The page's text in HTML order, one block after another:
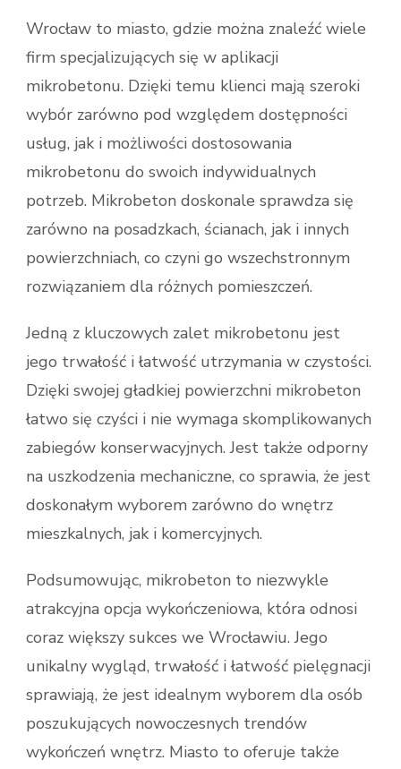
Wrocław to miasto, gdzie można znaleźć wiele
firm specjalizujących się w aplikacji
mikrobetonu. Dzięki temu klienci mają szeroki
wybór zarówno pod względem dostępności
usług, jak i możliwości dostosowania
mikrobetonu do swoich indywidualnych
potrzeb. Mikrobeton doskonale sprawdza się
zarówno na posadzkach, ścianach, jak i innych
powierzchniach, co czyni go wszechstronnym
rozwiązaniem dla różnych pomieszczeń.
Jedną z kluczowych zalet mikrobetonu jest
jego trwałość i łatwość utrzymania w czystości.
Dzięki swojej gładkiej powierzchni mikrobeton
łatwo się czyści i nie wymaga skomplikowanych
zabiegów konserwacyjnych. Jest także odporny
na uszkodzenia mechaniczne, co sprawia, że jest
doskonałym wyborem zarówno do wnętrz
mieszkalnych, jak i komercyjnych.
Podsumowując, mikrobeton to niezwykle
atrakcyjna opcja wykończeniowa, która odnosi
coraz większy sukces we Wrocławiu. Jego
unikalny wygląd, trwałość i łatwość pielęgnacji
sprawiają, że jest idealnym wyborem dla osób
poszukujących nowoczesnych trendów
wykończeń wnętrz. Miasto to oferuje także